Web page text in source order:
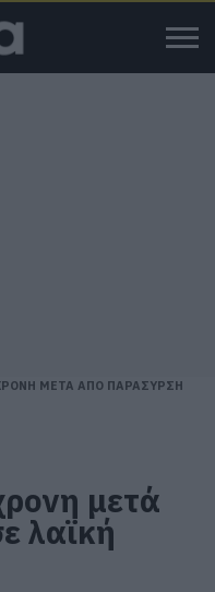
ΜΕΤΑ ΑΠΟ ΠΑΡΑΣΥΡΣΗ
μετά
λαϊκή